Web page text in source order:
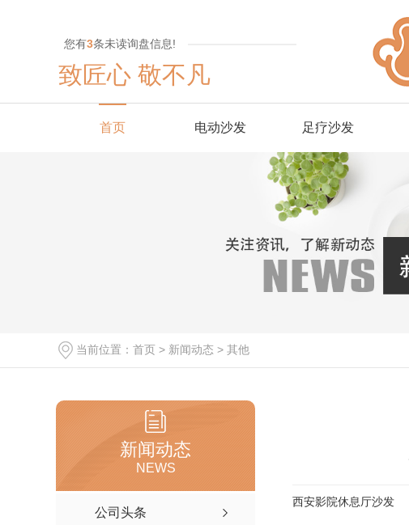
您有3条未读询盘信息!
致匠心 敬不凡
首页 电动沙发 足疗沙发
当前位置： 首页 > 新闻动态 > 其他
新闻动态
NEWS
公司头条
西安影院休息厅沙发